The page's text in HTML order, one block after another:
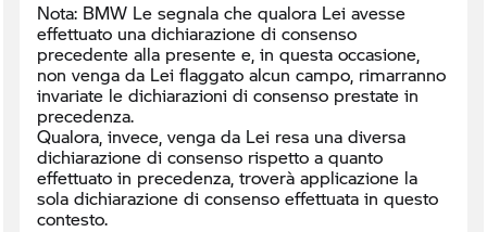
Nota: BMW Le segnala che qualora Lei avesse
effettuato una dichiarazione di consenso
precedente alla presente e, in questa occasione,
non venga da Lei flaggato alcun campo, rimarranno
invariate le dichiarazioni di consenso prestate in
precedenza.
Qualora, invece, venga da Lei resa una diversa
dichiarazione di consenso rispetto a quanto
effettuato in precedenza, troverà applicazione la
sola dichiarazione di consenso effettuata in questo
contesto.